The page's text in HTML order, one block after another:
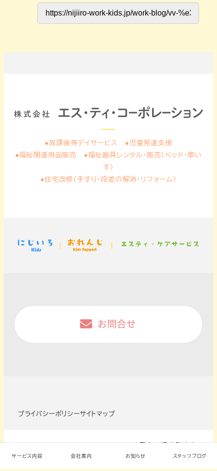
●放課後等デイサービス ●児童発達支援
●福祉関連用品販売 ●福祉器具レンタル・販売（ベッド・車い
す）
●住宅改修（手すり・段差の解消・リフォーム）
プライバシーポリシーサイトマップ
Copyright © にじいろ・ おれんじ 諫早市の児童発達支
援・放課後デイサービス. All Rights Reserved.
サービス内容 会社案内 お知らせ スタッフブログ